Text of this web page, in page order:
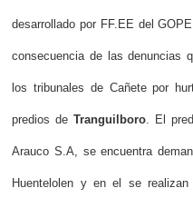
desarrollado por FF.EE del
consecuencia de las denuncias
los tribunales de Cañete por
predios deTranguilboro. El
Arauco S.A, se encuentra
Huentelolen y en el se